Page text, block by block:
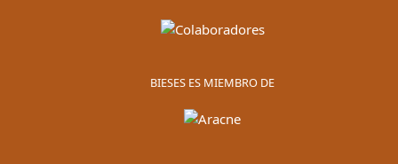
BIESES ES MIEMBRO DE